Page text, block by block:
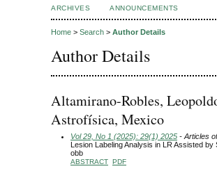
ARCHIVES
ANNOUNCEMENTS
Home > Search > Author Details
Author Details
Altamirano-Robles,
Astrofísica, Mexico
Vol 29, No 1 (2025): 29(1) 2025 - Articles
Lesion Labeling Analysis in LR Assisted
obb
ABSTRACT PDF